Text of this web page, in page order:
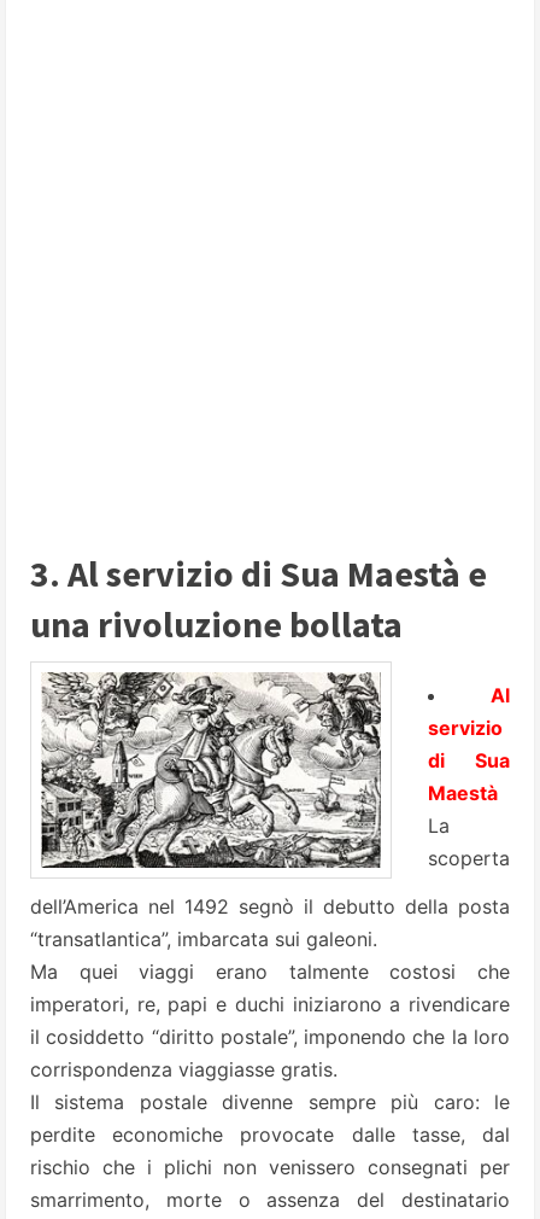
3. Al servizio di Sua Maestà e
una rivoluzione bollata
Al
servizio
di Sua
Maestà
La
scoperta
dell’America nel 1492 segnò il debutto della posta
“transatlantica”, imbarcata sui galeoni.
Ma quei viaggi erano talmente costosi che
imperatori, re, papi e duchi iniziarono a rivendicare
il cosiddetto “diritto postale”, imponendo che la loro
corrispondenza viaggiasse gratis.
Il sistema postale divenne sempre più caro: le
perdite economiche provocate dalle tasse, dal
rischio che i plichi non venissero consegnati per
smarrimento, morte o assenza del destinatario